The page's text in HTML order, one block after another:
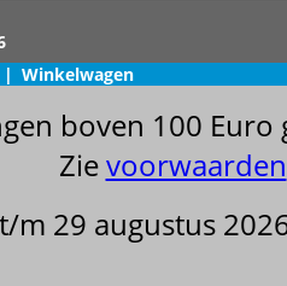
| Winkelwagen
boven 100
Zievoorwaarden
m 29 augustus